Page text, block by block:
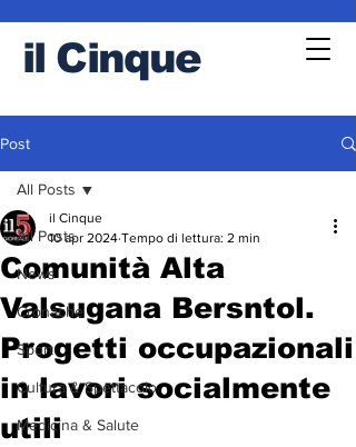
il Cinque
Post
All Posts
News
Cronache
Sport
Cultura & Spettacolo
Medicina & Salute
All Posts
Comunità Alta
Valsugana Bersntol.
Progetti occupazionali
in lavori socialmente
utili
il Cinque
10 apr 2024 Tempo di lettura: 2 min